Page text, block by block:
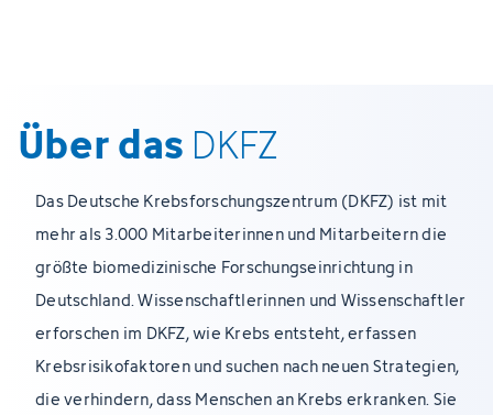
Über das DKFZ
Das Deutsche Krebsforschungszentrum (DKFZ) ist mit
mehr als 3.000 Mitarbeiterinnen und Mitarbeitern die
größte biomedizinische Forschungseinrichtung in
Deutschland. Wissenschaftlerinnen und Wissenschaftler
erforschen im DKFZ, wie Krebs entsteht, erfassen
Krebsrisikofaktoren und suchen nach neuen Strategien,
die verhindern, dass Menschen an Krebs erkranken. Sie